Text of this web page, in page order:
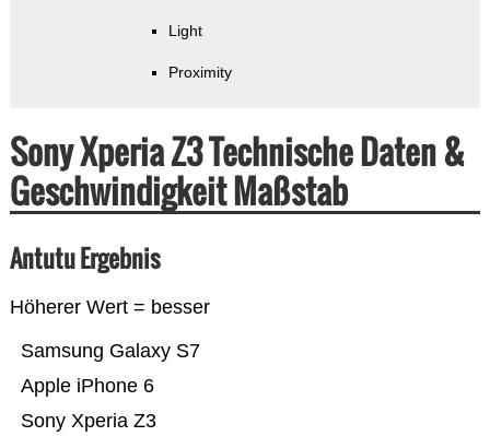
Light
Proximity
Sony Xperia Z3 Technische Daten &
Geschwindigkeit Maßstab
Antutu Ergebnis
Höherer Wert = besser
Sony Xperia Z3
Apple iPhone 6
Samsung Galaxy S7